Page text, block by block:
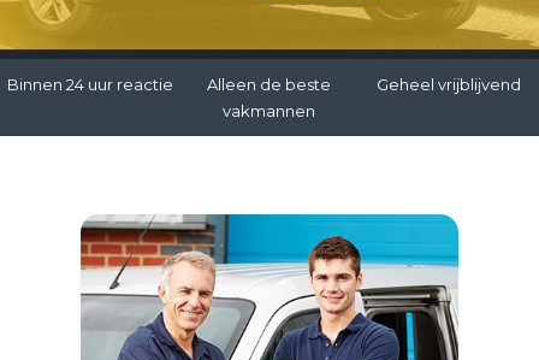
Binnen 24 uur reactie
Alleen de beste
vakmannen
Geheel vrijblijvend